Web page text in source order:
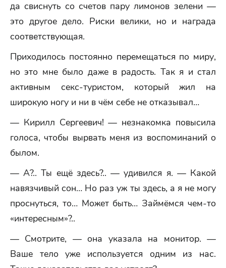
да свиснуть со счетов пару лимонов зелени —
это другое дело. Риски велики, но и награда
соответствующая.
Приходилось постоянно перемещаться по миру,
но это мне было даже в радость. Так я и стал
активным секс-туристом, который жил на
широкую ногу и ни в чём себе не отказывал…
— Кирилл Сергеевич! — незнакомка повысила
голоса, чтобы вырвать меня из воспоминаний о
былом.
— А?.. Ты ещё здесь?.. — удивился я. — Какой
навязчивый сон… Но раз уж ты здесь, а я не могу
проснуться, то… Может быть… Займёмся чем-то
«интересным»?..
— Смотрите, — она указала на монитор. —
Ваше тело уже используется одним из нас.